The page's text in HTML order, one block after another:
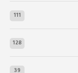
111
128
39